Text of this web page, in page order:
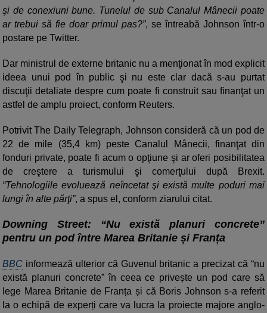
şi de conexiuni bune. Tunelul de sub Canalul Mânecii poate
ar trebui să fie doar primul pas?”, se întreabă Johnson într-o
postare pe Twitter.
Dar ministrul de externe britanic nu a menţionat în mod explicit
ideea unui pod în public şi nu este clar dacă s-au purtat
discuţii detaliate despre cum poate fi construit sau finanţat un
astfel de amplu proiect, conform Reuters.
Potrivit The Daily Telegraph, Johnson consideră că un pod de
22 de mile (35,4 km) peste Canalul Mânecii, finanţat din
fonduri private, poate fi acum o opţiune şi ar oferi posibilitatea
de creştere a turismului şi comerţului după Brexit.
“Tehnologiile evoluează neîncetat şi există multe poduri mai
lungi în alte părţi”, a spus el, conform ziarului citat.
Downing Street: “Nu există planuri concrete”
pentru un pod între Marea Britanie și Franța
BBC informează ulterior că Guvenul britanic a precizat că “nu
există planuri concrete” în ceea ce privește un pod care să
lege Marea Britanie de Franța și că Boris Johnson s-a referit
la o echipă de experți care va lucra la proiecte majore anglo-